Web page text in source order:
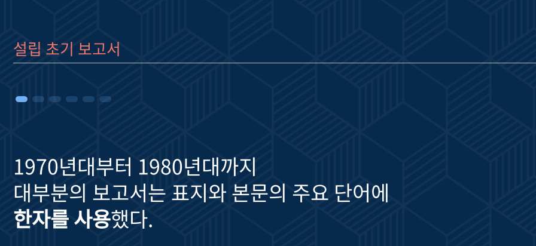
설립 초기 보고서
1970년대부터 1980년대까지
대부분의 보고서는 표지와 본문의 주요 단어에
한자를 사용했다.